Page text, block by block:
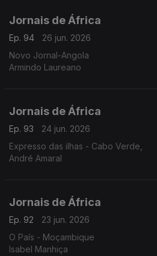
Jornais de África
Ep. 94
26 jun. 2026
Novo Jornal-Angola
Armindo Laureano
Jornais de África
Ep. 93
24 jun. 2026
Expresso das ilhas - Cabo Verde,
André Amaral
Jornais de África
Ep. 92
23 jun. 2026
O País - Moçambique
Isabel Manhiça